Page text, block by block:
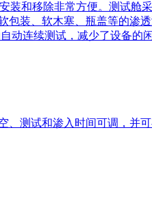
和移除非常方便。测试舱
装、软木塞、瓶盖等的渗
动连续测试，减少了设备的闲
测试和渗入时间可调，并